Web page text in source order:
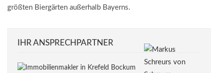
größten Biergärten außerhalb Bayerns.
IHR ANSPRECHPARTNER